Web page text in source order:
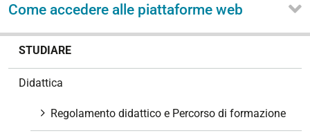
Come accedere alle piattaforme web
STUDIARE
Didattica
Regolamento didattico e Percorso di formazione